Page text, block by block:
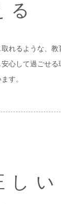
る
れるような、教
心して過ごせる
す。
し